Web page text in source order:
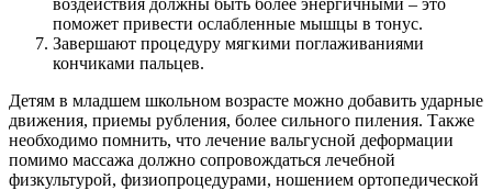
воздействия должны быть более энергичными – это
поможет привести ослабленные мышцы в тонус.
Завершают процедуру мягкими поглаживаниями
кончиками пальцев.
Детям в младшем школьном возрасте можно добавить ударные
движения, приемы рубления, более сильного пиления. Также
необходимо помнить, что лечение вальгусной деформации
помимо массажа должно сопровождаться лечебной
физкультурой, физиопроцедурами, ношением ортопедической